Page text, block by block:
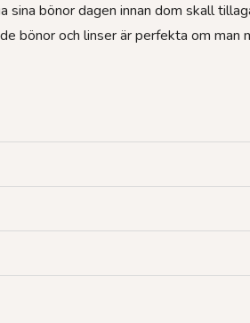
bönor dagen innan dom skall
bönor och linser är perfekta om man